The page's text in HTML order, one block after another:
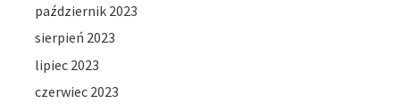
październik 2023
sierpień 2023
lipiec 2023
czerwiec 2023